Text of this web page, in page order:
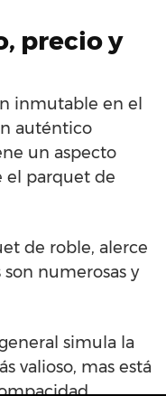
precio y
inmutable en el
auténtico
un aspecto
el parquet de
de roble, alerce
numerosas y
simula la
valioso, mas está